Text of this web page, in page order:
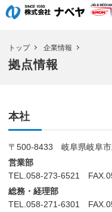
トップ 企業情報
拠点情報
本社
〒500-8433 岐阜県岐阜
営業部
TEL.058-273-6521
総務・経理部
TEL.058-271-6301